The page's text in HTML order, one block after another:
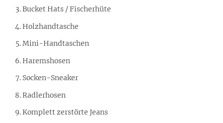
Bucket Hats / Fischerhüte
Holzhandtasche
Mini-Handtaschen
Haremshosen
Socken-Sneaker
Radlerhosen
Komplett zerstörte Jeans